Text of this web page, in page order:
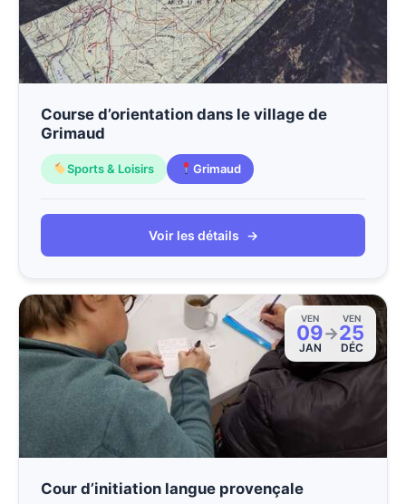
Course d’orientation dans le village de
Grimaud
Sports & Loisirs Grimaud
Voir les détails →
VEN
09
JAN
→
VEN
25
DÉC
Cour d’initiation langue provençale